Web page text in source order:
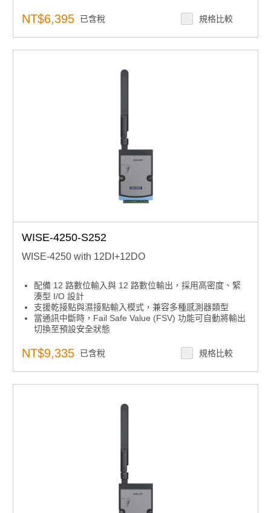
NT$6,395 已含稅 規格比較
WISE-4250-S252
WISE-4250 with 12DI+12DO
配備 12 路數位輸入與 12 路數位輸出，採用高密度、緊
湊型 I/O 設計
支援乾接點與濕接點輸入模式，兼容多種感測器類型
當通訊中斷時，Fail Safe Value (FSV) 功能可自動將輸出
切換至預設安全狀態
的無線連接
搭載 WPA3/TLS 1.3 加密與 X.509 憑證認證，確保資料
傳輸安全
具備超過 10,000 筆資料本地儲存容量，支援 SNTP /
完整支援多種通訊協議，包括 MQTT、Modbus/TCP、
NT$9,335 已含稅 規格比較